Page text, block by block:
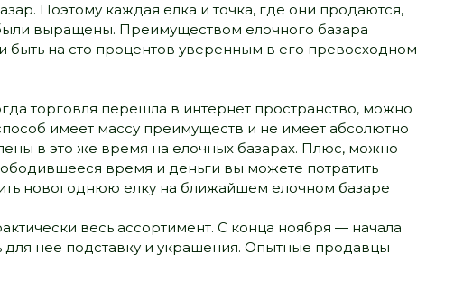
Поэтому каждая елка и точка, где они продаются,
выращены. Преимуществом елочного базара
быть на сто процентов уверенным в его превосходном
торговля перешла в интернет пространство, можно
имеет массу преимуществ и не имеет абсолютно
в это же время на елочных базарах. Плюс, можно
время и деньги вы можете потратить
новогоднюю елку на ближайшем елочном базаре
весь ассортимент. С конца ноября — начала
нее подставку и украшения. Опытные продавцы